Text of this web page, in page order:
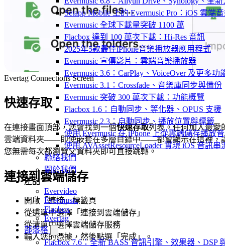
Setapp Mobile 上的 Evermusic Pro：iOS 雲端
Evermusic 全球下載量突破 1100 萬
Flacbox 達到 100 萬次下載：Hi-Res 音訊
2025年5款最佳iPhone音樂播放器應用程式
Evermusic 宣傳影片：雲端音樂播放器
Evermusic 3.6：CarPlay、VoiceOver 及更多功
Evermusic 3.1：Crossfade、音樂庫同步與備份
Evermusic 突破 300 萬次下載：功能概覽
Flacbox 1.6：自動同步、等化器、OPUS 支援
Evermusic 2.3：自動同步、播放位置與標籤
使用 Evermusic 在 iPhone 上從雲端儲存播放
使用 AVAssetResourceLoader 實現 iOS 音訊串
聯絡我們
關於我們
產品
Evervideo
Evermusic
Flacbox
Evertag
部落格
Flacbox 7.6：全新 BASS 音訊引擎、效果器、DSP
Evertag Connections Screen
快速存取
在連接畫面頂部，您會找到一個快速存取列表。任何加入最愛
雲端資料夾——即使嵌套在多層目錄中——都會顯示在這裡，
您無需每次都瀏覽父資料夾即可直接跳轉。
連接到雲端儲存
開啟「連接」標籤頁
從選單中選擇「連接到雲端儲存」
從清單中選擇雲端儲存服務
輸入您的憑據，然後點選「完成」。